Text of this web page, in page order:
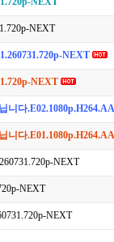
NEXT
NEXT
NEXT
니다
니다
NEXT
NEXT
NEXT